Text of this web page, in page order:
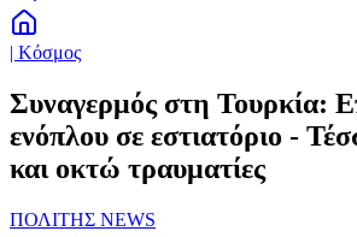
| Κόσμος
Συναγερμός στη Τουρκία:
ενόπλου σε εστιατόριο -
και οκτώ τραυματίες
ΠΟΛΙΤΗΣ NEWS